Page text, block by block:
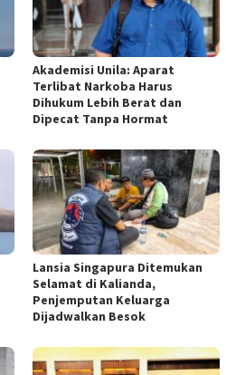
Akademisi Unila: Aparat
Terlibat Narkoba Harus
Dihukum Lebih Berat dan
Dipecat Tanpa Hormat
Lansia Singapura Ditemukan
Selamat di Kalianda,
Penjemputan Keluarga
Dijadwalkan Besok